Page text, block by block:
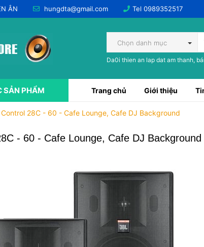
ÂN hungdta@gmail.com Tel 0989352517
Chọn danh mục
Da0i thien an lap dat am thanh,
SẢN PHẨM Trang chủ Giới thiệu
28C - 60 - Cafe Lounge, Cafe DJ Background
- 60 - Cafe Lounge, Cafe DJ Background